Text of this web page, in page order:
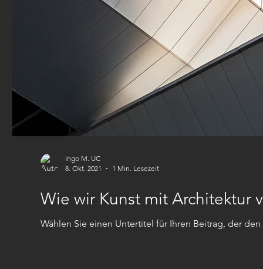
Wie wir Kunst mit Architektur
Wählen Sie einen Untertitel für Ihren Beitrag, der
Ingo M. UC
8. Okt. 2021
1 Min. Lesezeit